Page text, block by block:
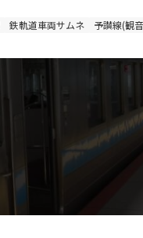
鉄軌道車両サムネ 予讃線(観